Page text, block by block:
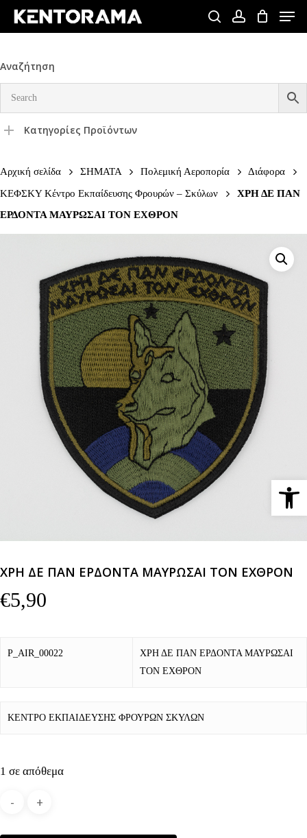
Skip
content
searchaccount
Menu
Αναζήτηση
Κατηγορίες Προϊόντων
Αρχική σελίδα ΣΗΜΑΤΑ Πολεμική Αεροπορία
Διάφορα
ΚΕΦΣΚΥ Κέντρο Εκπαίδευσης Φρουρών – Σκύλων
ΧΡΗ ΔΕ ΠΑΝ
ΕΡΔΟΝΤΑ ΜΑΥΡΩΣΑΙ ΤΟΝ ΕΧΘΡΟΝ
ΧΡΗ ΔΕ ΠΑΝ ΕΡΔΟΝΤΑ ΜΑΥΡΩΣΑΙ ΤΟΝ ΕΧΘΡΟΝ
€5,90
P_AIR_00022
ΧΡΗ ΔΕ ΠΑΝ ΕΡΔΟΝΤΑ ΜΑΥΡΩΣΑΙ
ΤΟΝ ΕΧΘΡΟΝ
ΚΕΝΤΡΟ ΕΚΠΑΙΔΕΥΣΗΣ ΦΡΟΥΡΩΝ ΣΚΥΛΩΝ
1 σε απόθεμα